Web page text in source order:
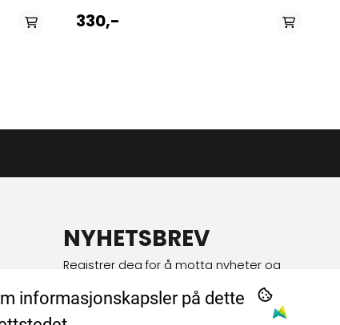
330,-
NYHETSBREV
Registrer deg for å motta nyheter og
E-post
informasjonskapsler på dette